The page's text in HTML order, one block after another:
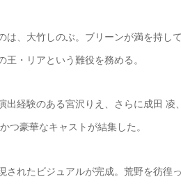
は、大竹しのぶ。ブリーンが満を持し
・リアという難役を務める。
出経験のある宮沢りえ、さらに成田
つ豪華なキャストが結集した。
されたビジュアルが完成。荒野を彷徨